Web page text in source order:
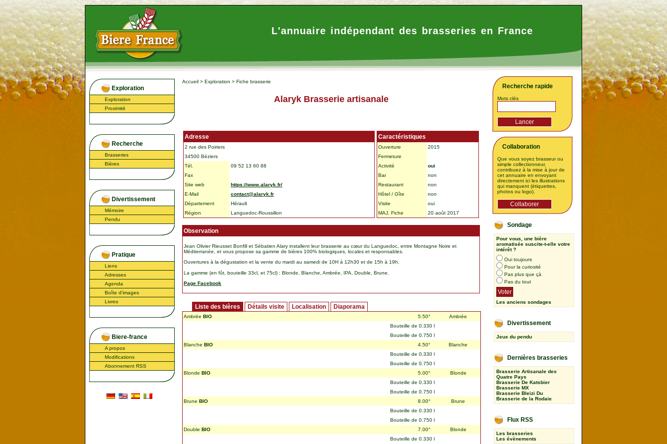
L'annuaire indépendant des brasseries en France
Exploration
Exploration
Proximité
Recherche
Brasseries
Bières
Divertissement
Mémoire
Pendu
Pratique
Liens
Adresses
Agenda
Boîte d'images
Livres
Biere-france
A propos
Modifications
Abonnement RSS
Accueil > Exploration > Fiche brasserie
Alaryk Brasserie artisanale
Adresse
2 rue des Poiriers
34500 Béziers
Tél.
09 52 13 60 88
Fax
Site web
https://www.alaryk.fr/
E-Mail
contact@alaryk.fr
Département
Hérault
Région
Languedoc-Roussillon
Caractéristiques
Ouverture
2015
Fermeture
Activité
oui
Bar
non
Restaurant
non
Hôtel / Gîte
non
Visite
oui
MAJ. Fiche
20 août 2017
Observation
Jean Olivier Rieusset Bonfill et Sébatien Alary installent leur brasserie au cœur du Languedoc, entre Montagne Noire et
Méditerranée, et vous propose sa gamme de bières 100% biologiques, locales et responsables.
Ouvertures à la dégustation et la vente du mardi au samedi de 10H à 12h30 et de 15h à 19h.
La gamme (en fût, bouteille 33cl, et 75cl) : Blonde, Blanche, Ambrée, IPA, Double, Brune.
Page Facebook
Liste des bières Détails visite Localisation Diaporama
Ambrée BIO 5.50°
Ambrée
Bouteille de 0.330 l
Bouteille de 0.750 l
Blanche BIO 4.50°
Blanche
Bouteille de 0.330 l
Bouteille de 0.750 l
Blonde BIO 5.00°
Blonde
Bouteille de 0.330 l
Bouteille de 0.750 l
Brune BIO 8.00°
Brune
Bouteille de 0.330 l
Bouteille de 0.750 l
Double BIO 7.00°
Blonde
Bouteille de 0.330 l
Recherche rapide
Mots clés
Collaboration
Que vous soyez brasseur ou
simple collectionneur,
contribuez à la mise à jour de
cet annuaire en envoyant
directement ici les illustrations
qui manquent (étiquettes,
photos ou logo).
Sondage
Pour vous, une bière
aromatisée suscite-t-elle votre
intérêt ?
Oui toujours
Pour la curiosité
Pas plus que çà
Pas du tout
Les anciens sondages
Divertissement
Jeux du pendu
Dernières brasseries
Brasserie Artisanale des
Quatre Pays
Brasserie De Katsbier
Brasserie MX
Brasserie Bleizi Du
Brasserie de la Rodaie
Flux RSS
Les brasseries
Les évènements